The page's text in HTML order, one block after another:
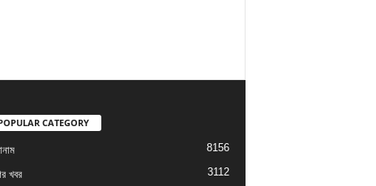
CATEGORY
8156
খবর 3112